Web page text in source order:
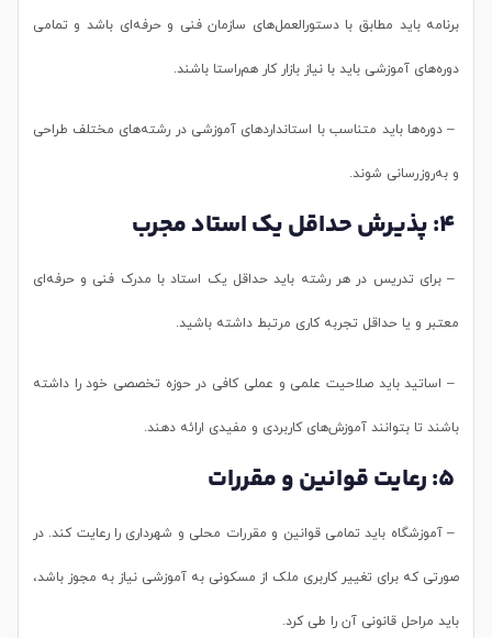
برنامه باید مطابق با دستورالعمل‌های سازمان فنی و حرفه‌ای باشد و تمامی
دوره‌های آموزشی باید با نیاز بازار کار هم‌راستا باشند.
– دوره‌ها باید متناسب با استانداردهای آموزشی در رشته‌های مختلف طراحی
و به‌روزرسانی شوند.
– برای تدریس در هر رشته باید حداقل یک استاد با مدرک فنی و حرفه‌ای
معتبر و یا حداقل تجربه کاری مرتبط داشته باشید.
– اساتید باید صلاحیت علمی و عملی کافی در حوزه تخصصی خود را داشته
باشند تا بتوانند آموزش‌های کاربردی و مفیدی ارائه دهند.
– آموزشگاه باید تمامی قوانین و مقررات محلی و شهرداری را رعایت کند. در
صورتی که برای تغییر کاربری ملک از مسکونی به آموزشی نیاز به مجوز باشد،
باید مراحل قانونی آن را طی کرد.